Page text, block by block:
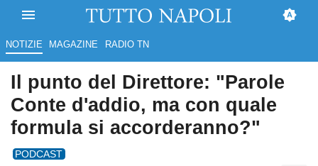
NOTIZIE MAGAZINE RADIO TN
Il punto del Direttore: "Parole
Conte d'addio, ma con quale
formula si accorderanno?"
PODCAST